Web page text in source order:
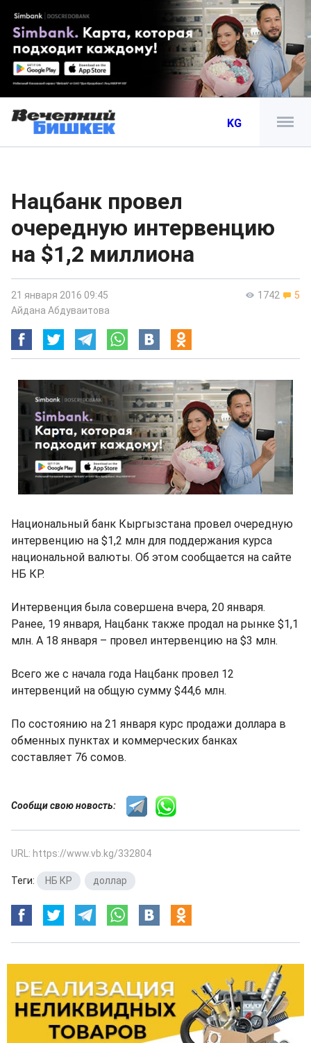
KG
Нацбанк провел
очередную интервенцию
на $1,2 миллиона
1742 5
21 января 2016 09:45
Айдана Абдуваитова
Национальный банк Кыргызстана провел очередную
интервенцию на $1,2 млн для поддержания курса
национальной валюты. Об этом сообщается на сайте
НБ КР.
Интервенция была совершена вчера, 20 января.
Ранее, 19 января, Нацбанк также продал на рынке $1,1
млн. А 18 января – провел интервенцию на $3 млн.
Всего же с начала года Нацбанк провел 12
интервенций на общую сумму $44,6 млн.
По состоянию на 21 января курс продажи доллара в
обменных пунктах и коммерческих банках
составляет 76 сомов.
Сообщи свою новость:
URL: https://www.vb.kg/332804
Теги: НБ КР доллар